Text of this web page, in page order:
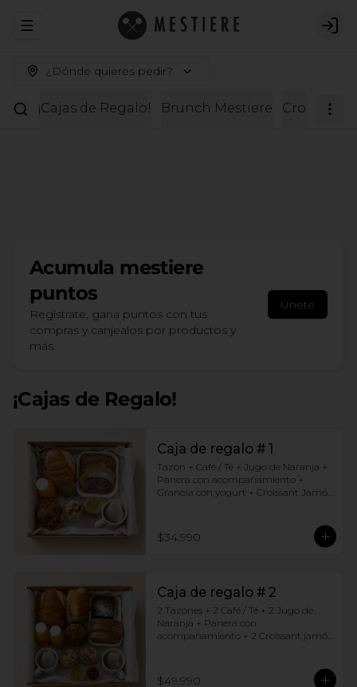
Abrir menu de navegación
¿Dónde quieres pedir?
¡Cajas de Regalo! Brunch Mestiere
Acumula mestiere
puntos
Regístrate, gana puntos con tus
compras y canjealos por productos y
más
Únete
¡Cajas de Regalo!
Caja de regalo # 1
Tazón + Café / Té + Jugo de Naranja +
Panera con acompañamiento +
Granola con yogurt + Croissant Jamón
$34.990
Caja de regalo # 2
2 Tazones + 2 Café / Té + 2 Jugo de
Naranja + Panera con
acompañamiento + 2 Croissant jamón
$49.990